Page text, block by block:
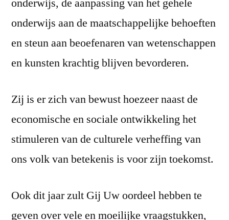
onderwijs, de aanpassing van het gehele
onderwijs aan de maatschappelijke behoeften
en steun aan beoefenaren van wetenschappen
en kunsten krachtig blijven bevorderen.
Zij is er zich van bewust hoezeer naast de
economische en sociale ontwikkeling het
stimuleren van de culturele verheffing van
ons volk van betekenis is voor zijn toekomst.
Ook dit jaar zult Gij Uw oordeel hebben te
geven over vele en moeilijke vraagstukken,